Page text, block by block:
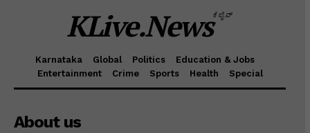
KLive.Newsಕೆಲೈವ್
Karnataka Global Politics
Education & Jobs
Entertainment
Crime Sports Health Special
About us